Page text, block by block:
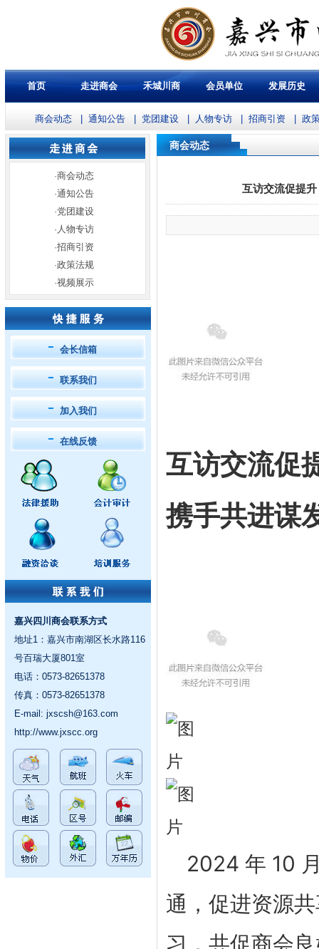
首页 走进商会 禾城川商 会员单位 发展历史
商会动态 通知公告 党团建设 人物专访 招商引资 政
·商会动态
·通知公告
·党团建设
· 人物专访
·招商引资
·政策法规
·视频展示
会长信箱
联系我们
加入我们
在线反馈
嘉兴四川商会联系方式
地址1：嘉兴市南湖区长水路116
号百瑞大厦801室
电话：0573-82651378
传真：0573-82651378
E-mail: jxscsh@163.com
http://www.jxscc.org
商会动态
互访交流促提
互访交流促
携手共进谋
2024 年 10
通，促进资源
习，共促商会